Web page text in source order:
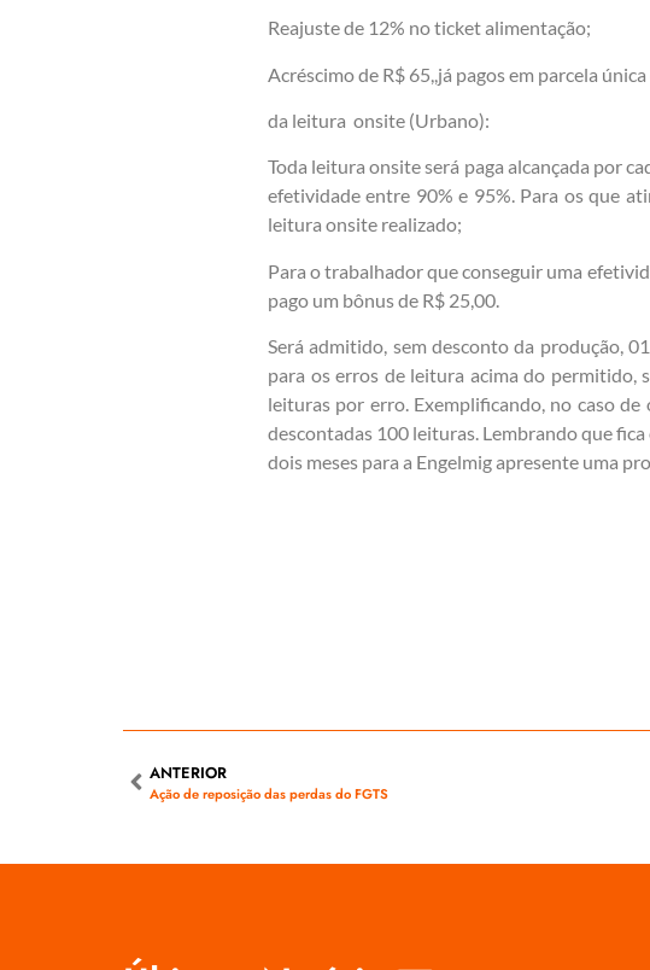
Reajuste de 12% no ticket alimentação;
Acréscimo de R$ 65,,já pagos em parcela
da leitura onsite (Urbano):
Toda leitura onsite será paga alcançada por
efetividade entre 90% e 95%. Para os que
leitura onsite realizado;
Para o trabalhador que conseguir uma
pago um bônus de R$ 25,00.
Será admitido, sem desconto da produção,
para os erros de leitura acima do permitido,
leituras por erro. Exemplificando, no caso
descontadas 100 leituras. Lembrando que
dois meses para a Engelmig apresente uma
ANTERIOR
Ação de reposição das perdas do FGTS